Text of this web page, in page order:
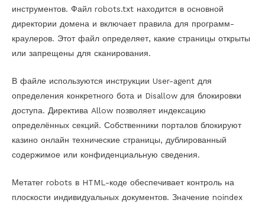
инструментов. Файл robots.txt находится в основной
директории домена и включает правила для программ-
краулеров. Этот файл определяет, какие страницы открыты
или запрещены для сканирования.
В файле используются инструкции User-agent для
определения конкретного бота и Disallow для блокировки
доступа. Директива Allow позволяет индексацию
определённых секций. Собственники порталов блокируют
казино онлайн технические страницы, дублированный
содержимое или конфиденциальную сведения.
Метатег robots в HTML-коде обеспечивает контроль на
плоскости индивидуальных документов. Значение noindex